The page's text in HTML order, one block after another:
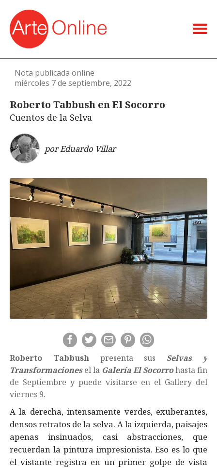
Nota publicada online
miércoles 7 de septiembre, 2022
Roberto Tabbush en El Socorro
Cuentos de la Selva
por Eduardo Villar
Roberto Tabbushpresenta sus Selvas y
Transformacionesel la Galería El Socorrohasta fin
de Septiembre y puede visitarse en el Gallery del
viernes 9.
A la derecha, intensamente verdes, exuberantes,
densos retratos de la selva. A la izquierda, paisajes
apenas insinuados, casi abstracciones, que
recuerdan la pintura impresionista. Eso es lo que
el vistante registra en un primer golpe de vista